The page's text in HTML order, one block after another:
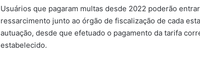
Usuários que pagaram multas desde 2022 poderão
ressarcimento junto ao órgão de fiscalização de cada
autuação, desde que efetuado o pagamento da tarifa
estabelecido.